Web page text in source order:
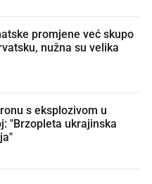
promjene već skupo
nužna su velika
s eksplozivom u
"Brzopleta ukrajinska